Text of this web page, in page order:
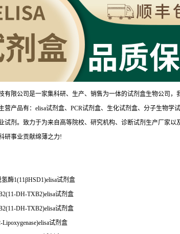
有限公司是一家集科研、生产、销售为一体的试剂盒生物公司
营产品有：elisa试剂盒、PCR试剂盒、生化试剂盒、分子生物
试剂。致力于为来自高等院校、研究机构、诊断试剂生产厂家
研事业贡献绵薄之力!
酶1(11βHSD1)elisa试剂盒
DH-TXB2)elisa试剂盒
DH-TXB2)elisa试剂盒
试剂盒